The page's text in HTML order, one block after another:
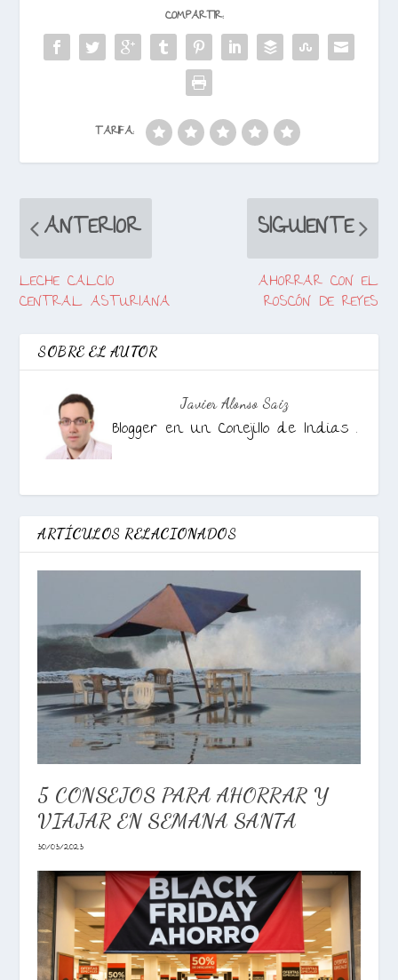
COMPARTIR:
TARIFA:
ANTERIOR
LECHE CALCIO
CENTRAL ASTURIANA
SIGUIENTE
AHORRAR CON EL
ROSCÓN DE REYES
SOBRE EL AUTOR
Javier Alonso Saiz
Blogger en Un Conejillo de Indias .
ARTÍCULOS RELACIONADOS
5 CONSEJOS PARA AHORRAR Y
VIAJAR EN SEMANA SANTA
30/03/2023